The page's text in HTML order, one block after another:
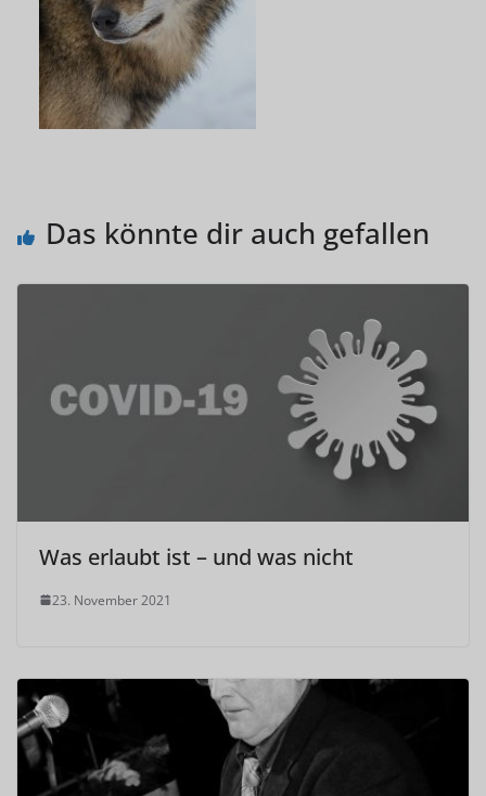
Das könnte dir auch gefallen
Was erlaubt ist – und was nicht
23. November 2021